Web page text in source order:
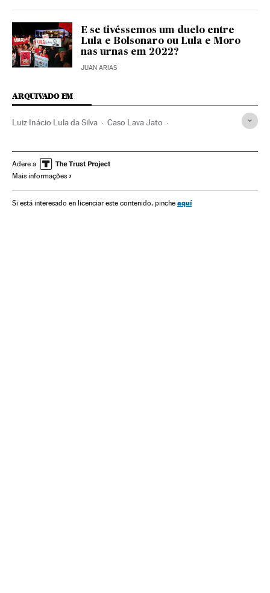
E se tivéssemos um duelo entre
Lula e Bolsonaro ou Lula e Moro
nas urnas em 2022?
JUAN ARIAS
ARQUIVADO EM
Luiz Inácio Lula da Silva Caso Lava Jato
Escândalos políticos Corrupção política
Investigação judicial
Força segurança América do Sul América Latina
Adere a
Mais informações
Si está interesado en licenciar este contenido, pinche aquí